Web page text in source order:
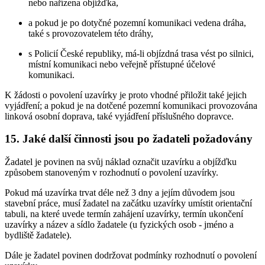
nebo nařízena objížďka,
a pokud je po dotyčné pozemní komunikaci vedena dráha,
také s provozovatelem této dráhy,
s Policií České republiky, má-li objízdná trasa vést po silnici,
místní komunikaci nebo veřejně přístupné účelové
komunikaci.
K žádosti o povolení uzavírky je proto vhodné přiložit také jejich
vyjádření; a pokud je na dotčené pozemní komunikaci provozována
linková osobní doprava, také vyjádření příslušného dopravce.
15. Jaké další činnosti jsou po žadateli požadovány
Žadatel je povinen na svůj náklad označit uzavírku a objížďku
způsobem stanoveným v rozhodnutí o povolení uzavírky.
Pokud má uzavírka trvat déle než 3 dny a jejím důvodem jsou
stavební práce, musí žadatel na začátku uzavírky umístit orientační
tabuli, na které uvede termín zahájení uzavírky, termín ukončení
uzavírky a název a sídlo žadatele (u fyzických osob - jméno a
bydliště žadatele).
Dále je žadatel povinen dodržovat podmínky rozhodnutí o povolení